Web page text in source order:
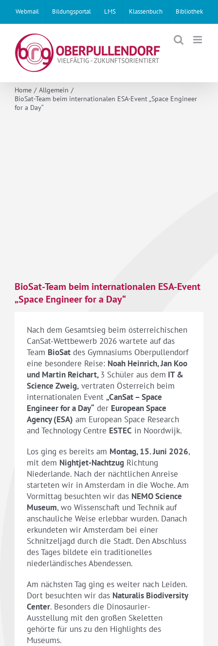
content
Webmail Bildungsportal LMS Klassenbuch Bibliothek
Home
Allgemein
BioSat-Team beim internationalen ESA-Event „Space Engineer
for a Day“
BioSat-Team beim internationalen ESA-Event
„Space Engineer for a Day“
Nach dem Gesamtsieg beim österreichischen
CanSat-Wettbewerb 2026 wartete auf das
Team BioSat des Gymnasiums Oberpullendorf
eine besondere Reise: Noah Heinrich, Jan Koo
und Martin Reichart,3 Schüler aus dem IT &
Science Zweig, vertraten Österreich beim
internationalen Event„CanSat – Space
Engineer for a Day“ der European Space
Agency (ESA) am European Space Research
and Technology Centre ESTEC in Noordwijk.
Los ging es bereits am Montag, 15. Juni 2026,
mit dem Nightjet-Nachtzug Richtung
Niederlande. Nach der nächtlichen Anreise
starteten wir in Amsterdam in die Woche. Am
Vormittag besuchten wir das NEMO Science
Museum, wo Wissenschaft und Technik auf
anschauliche Weise erlebbar wurden. Danach
erkundeten wir Amsterdam bei einer
Schnitzeljagd durch die Stadt. Den Abschluss
des Tages bildete ein traditionelles
niederländisches Abendessen.
Am nächsten Tag ging es weiter nach Leiden.
Dort besuchten wir das Naturalis Biodiversity
Center. Besonders die Dinosaurier-
Ausstellung mit den großen Skeletten
gehörte für uns zu den Highlights des
Museums.